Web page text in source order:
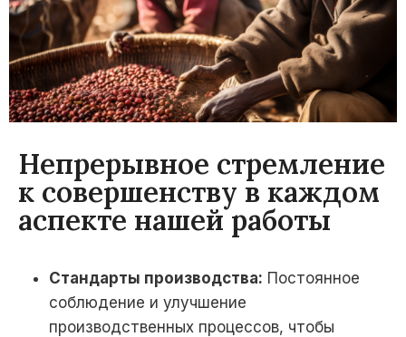
Непрерывное стремление
к совершенству в каждом
аспекте нашей работы
Стандарты производства: Постоянное
соблюдение и улучшение
производственных процессов, чтобы